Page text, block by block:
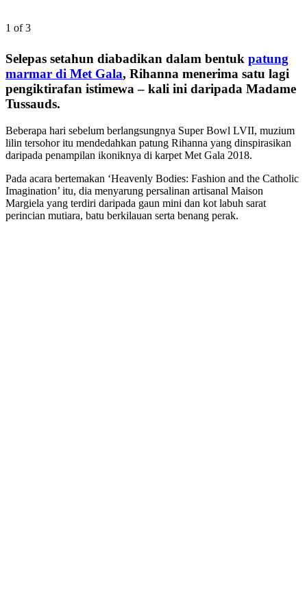
1 of 3
Selepas setahun diabadikan dalam bentuk patung
marmar di Met Gala, Rihanna menerima satu lagi
pengiktirafan istimewa – kali ini daripada Madame
Tussauds.
Beberapa hari sebelum berlangsungnya Super Bowl LVII, muzium
lilin tersohor itu mendedahkan patung Rihanna yang dinspirasikan
daripada penampilan ikoniknya di karpet Met Gala 2018.
Pada acara bertemakan ‘Heavenly Bodies: Fashion and the Catholic
Imagination’ itu, dia menyarung persalinan artisanal Maison
Margiela yang terdiri daripada gaun mini dan kot labuh sarat
perincian mutiara, batu berkilauan serta benang perak.